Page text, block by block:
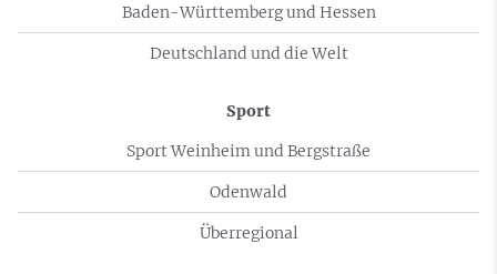
Baden-Württemberg und Hessen
Deutschland und die Welt
Sport
Sport Weinheim und Bergstraße
Odenwald
Überregional